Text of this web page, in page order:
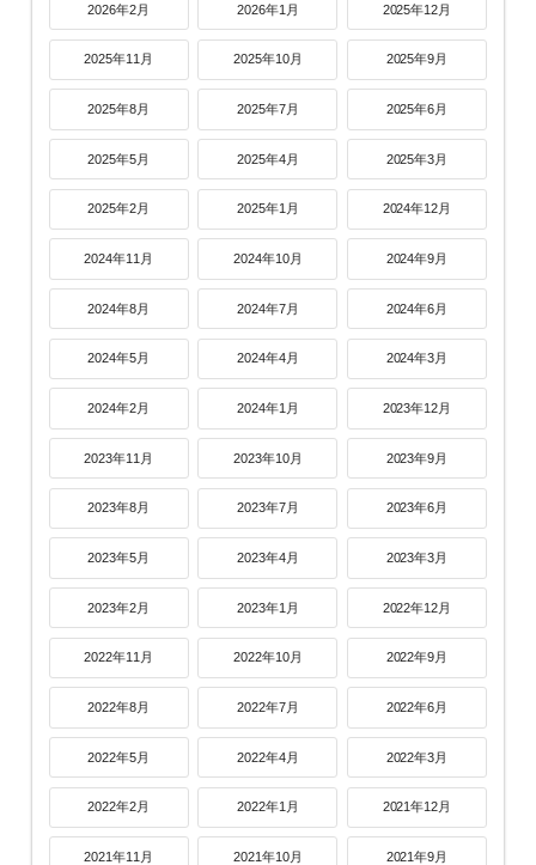
2026年2月 2026年1月 2025年12月
2025年11月 2025年10月 2025年9月
2025年8月 2025年7月 2025年6月
2025年5月 2025年4月 2025年3月
2025年2月 2025年1月 2024年12月
2024年11月 2024年10月 2024年9月
2024年8月 2024年7月 2024年6月
2024年5月 2024年4月 2024年3月
2024年2月 2024年1月 2023年12月
2023年11月 2023年10月 2023年9月
2023年8月 2023年7月 2023年6月
2023年5月 2023年4月 2023年3月
2023年2月 2023年1月 2022年12月
2022年11月 2022年10月 2022年9月
2022年8月 2022年7月 2022年6月
2022年5月 2022年4月 2022年3月
2022年2月 2022年1月 2021年12月
2021年11月 2021年10月 2021年9月